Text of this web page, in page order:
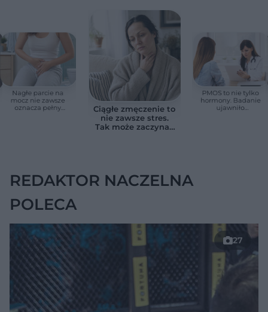
Nagłe parcie na
mocz nie zawsze
oznacza pełny
Ciągłe zmęczenie to
nie zawsze stres.
Tak może zaczynać
PMOS to nie tylko
hormony. Badanie
ujawniło
REDAKTOR NACZELNA
POLECA
27